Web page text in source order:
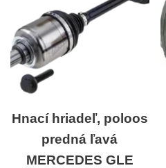
Hnací hriadeľ, poloos
predná ľavá
MERCEDES GLE